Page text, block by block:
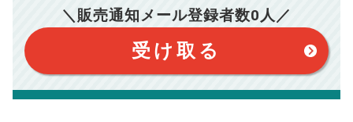
このシミュレーターは元利均等返済方式で試算しています。
このシミュレーターは、四捨五入にて計算しております。
このシミュレーターはお借り入れの全期間で金利が変わらない設
このシミュレーターでの結果は、お借り入れを保証するものでは
ありません。
このシミュレーターをご利用された方の、いかなる損害について
おります。（物件価格×3%＋6万円＋消費税）
＼販売通知メール登録者数0 人／
受け取る